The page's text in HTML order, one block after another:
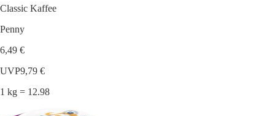
Classic Kaffee
Penny
6,49 €
UVP9,79 €
1 kg = 12.98